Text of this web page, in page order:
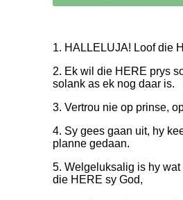
1. HALLELUJA! Loof die
2. Ek wil die HERE prys
solank as ek nog daar is.
3. Vertrou nie op prinse,
4. Sy gees gaan uit, hy
planne gedaan.
5. Welgeluksalig is hy
die HERE sy God,